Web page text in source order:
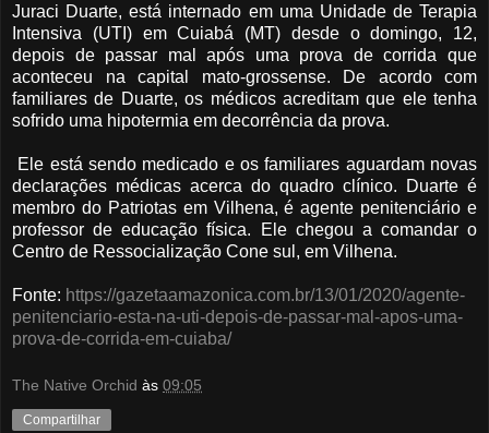
Juraci Duarte, está internado em uma Unidade de Terapia
Intensiva (UTI) em Cuiabá (MT) desde o domingo, 12,
depois de passar mal após uma prova de corrida que
aconteceu na capital mato-grossense. De acordo com
familiares de Duarte, os médicos acreditam que ele tenha
sofrido uma hipotermia em decorrência da prova.
Ele está sendo medicado e os familiares aguardam novas
declarações médicas acerca do quadro clínico. Duarte é
membro do Patriotas em Vilhena, é agente penitenciário e
professor de educação física. Ele chegou a comandar o
Centro de Ressocialização Cone sul, em Vilhena.
Fonte: https://gazetaamazonica.com.br/13/01/2020/agente-
penitenciario-esta-na-uti-depois-de-passar-mal-apos-uma-
prova-de-corrida-em-cuiaba/
The Native Orchid às 09:05
Compartilhar